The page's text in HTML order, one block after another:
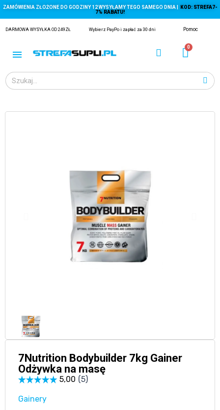
ZAMÓWIENIA ZŁOŻONE DO GODZINY 12 WYSYŁAMY TEGO SAMEGO DNIA |
KOD: STREFA7-
7% RABATU!
DARMOWA WYSYŁKA OD 249ZŁ Wybierz PayPo i zapłać za 30 dni Pomoc
7Nutrition Bodybuilder 7kg Gainer
Odżywka na masę
Gainery